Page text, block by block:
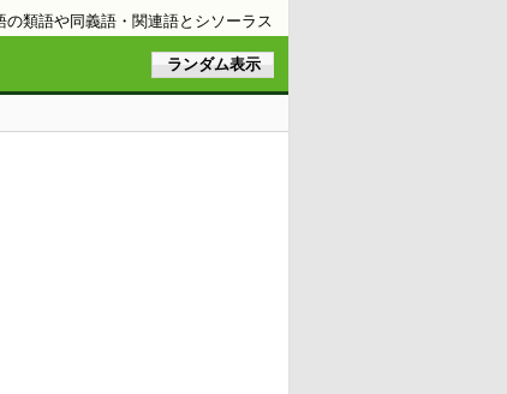
の類語や同義語・関連語とシソーラス